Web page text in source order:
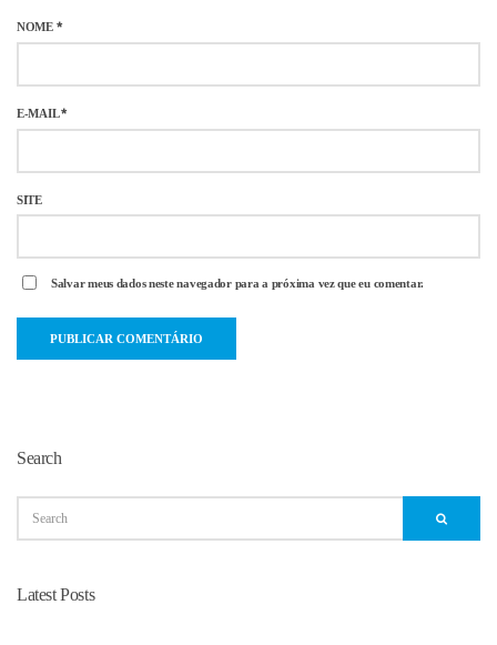
NOME *
E-MAIL*
SITE
Salvar meus dados neste navegador para a próxima vez que eu comentar.
Search
Latest Posts